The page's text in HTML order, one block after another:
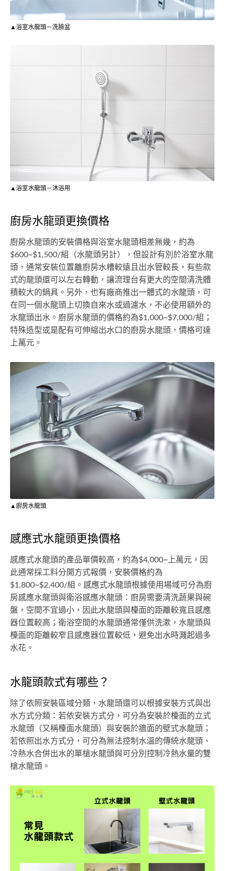
▲浴室水龍頭－洗臉盆
▲浴室水龍頭－沐浴用
廚房水龍頭更換價格
廚房水龍頭的安裝價格與浴室水龍頭相差無幾，約為
$600~$1,500/組（水龍頭另計），但設計有別於浴室水龍
頭，通常安裝位置離廚房水槽較遠且出水管較長，有些款
式的龍頭還可以左右轉動，讓流理台有更大的空間清洗體
積較大的鍋具。另外，也有廠商推出一體式的水龍頭，可
在同一個水龍頭上切換自來水或過濾水，不必使用額外的
水龍頭出水。廚房水龍頭的價格約為$1,000~$7,000/組；
特殊造型或是配有可伸縮出水口的廚房水龍頭，價格可達
上萬元。
▲廚房水龍頭
感應式水龍頭更換價格
感應式水龍頭的產品單價較高，約為$4,000~上萬元，因
此通常採工料分開方式報價，安裝價格約為
$1,800~$2,400/組。感應式水龍頭根據使用場域可分為廚
房感應水龍頭與衛浴感應水龍頭：廚房需要清洗蔬果與碗
盤，空間不宜過小，因此水龍頭與檯面的距離較寬且感應
器位置較高；衛浴空間的水龍頭通常僅供洗漱，水龍頭與
檯面的距離較窄且感應器位置較低，避免出水時濺起過多
水花。
水龍頭款式有哪些？
除了依照安裝區域分類，水龍頭還可以根據安裝方式與出
水方式分類：若依安裝方式分，可分為安裝於檯面的立式
水龍頭（又稱檯面水龍頭）與安裝於牆面的壁式水龍頭；
若依照出水方式分，可分為無法控制水溫的傳統水龍頭、
冷熱水合併出水的單槍水龍頭與可分別控制冷熱水量的雙
槍水龍頭。